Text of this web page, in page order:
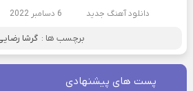
دانلود آهنگ جدید 6 دسامبر 2022
برچسب ها : گرشا
پست های پیشنهادی